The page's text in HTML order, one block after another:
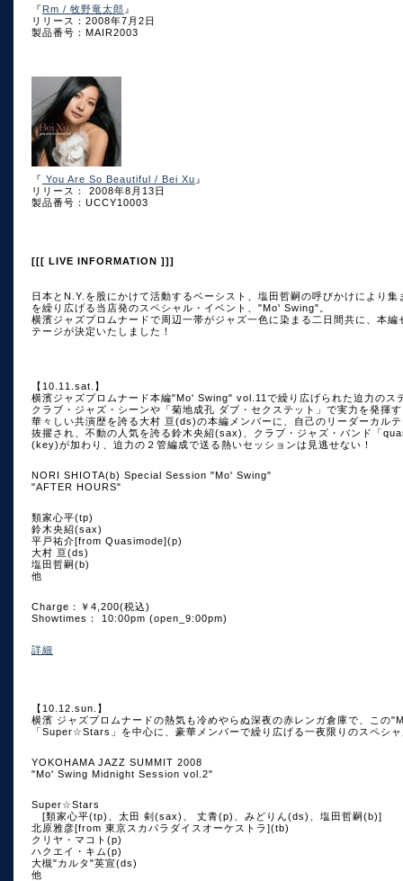
『 Rm / 牧野竜太郎 』
リリース：2008年7月2日
製品番号：MAIR2003
『 You Are So Beautiful / Bei Xu 』
リリース： 2008年8月13日
製品番号：UCCY10003
[[[ LIVE INFORMATION ]]]
日本とN.Y.を股にかけて活動するベーシスト、塩田哲嗣の呼びかけにより
を繰り広げる当店発のスペシャル・イベント、"Mo' Swing"。
横濱ジャズプロムナードで周辺一帯がジャズ一色に染まる二日間共に、本
テージが決定いたしました！
【10.11.sat.】
横濱ジャズプロムナード本編"Mo' Swing" vol.11で繰り広げられた迫力の
クラブ・ジャズ・シーンや「菊地成孔 ダブ・セクステット」で実力を発揮
華々しい共演歴を誇る大村 亘(ds)の本編メンバーに、自己のリーダーカル
抜擢され、不動の人気を誇る鈴木央紹(sax)、クラブ・ジャズ・バンド「
(key)が加わり、迫力の２管編成で送る熱いセッションは見逃せない！
NORI SHIOTA(b) Special Session "Mo' Swing"
"AFTER HOURS"
類家心平(tp)
鈴木央紹(sax)
平戸祐介[from Quasimode](p)
大村 亘(ds)
塩田哲嗣(b)
他
Charge：￥4,200(税込)
Showtimes： 10:00pm (open_9:00pm)
詳細
【10.12.sun.】
横濱 ジャズプロムナードの熱気も冷めやらぬ深夜の赤レンガ倉庫で、この
「Super☆Stars」を中心に、豪華メンバーで繰り広げる一夜限りのスペシ
YOKOHAMA JAZZ SUMMIT 2008
"Mo' Swing Midnight Session vol.2"
Super☆Stars
[類家心平(tp)、太田 剣(sax)、 丈青(p)、みどりん(ds)、塩田哲嗣(b)]
北原雅彦[from 東京スカパラダイスオーケストラ](tb)
クリヤ・マコト(p)
ハクエイ・キム(p)
大槻"カルタ"英宣(ds)
他